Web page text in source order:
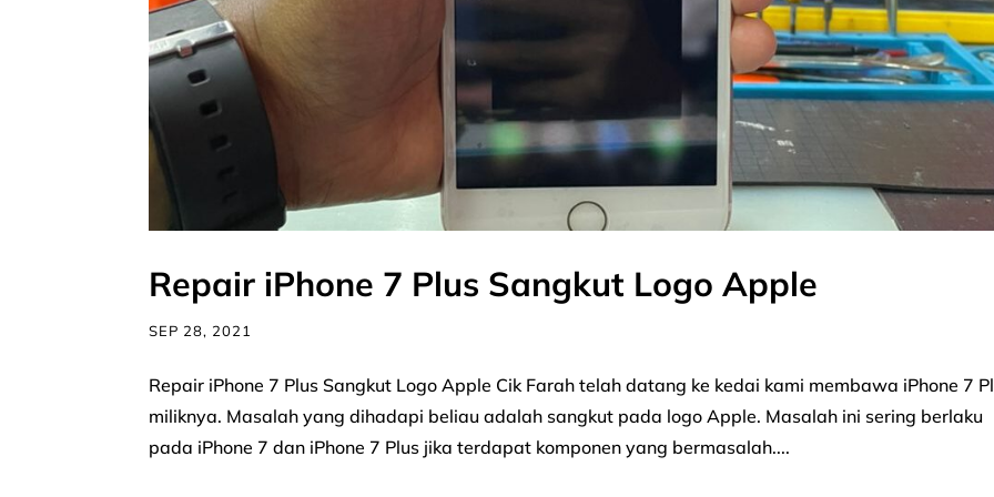
Repair iPhone 7 Plus Sangkut Logo Apple
SEP 28, 2021
Repair iPhone 7 Plus Sangkut Logo Apple Cik Farah telah datang ke kedai kami membawa iPhone 7
miliknya. Masalah yang dihadapi beliau adalah sangkut pada logo Apple. Masalah ini sering berlaku
pada iPhone 7 dan iPhone 7 Plus jika terdapat komponen yang bermasalah....